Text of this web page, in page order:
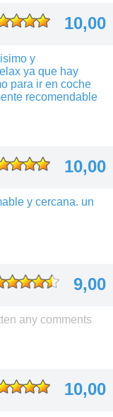
10,00
y
ya que hay
para ir en coche
recomendable
10,00
y cercana. un
9,00
any comments
10,00